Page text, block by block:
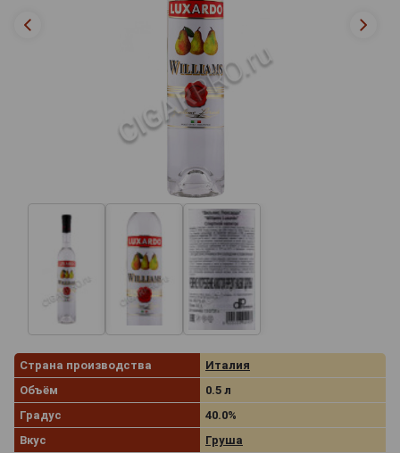
Страна производства
Италия
Объём
0.5 л
Градус
40.0%
Вкус
Груша